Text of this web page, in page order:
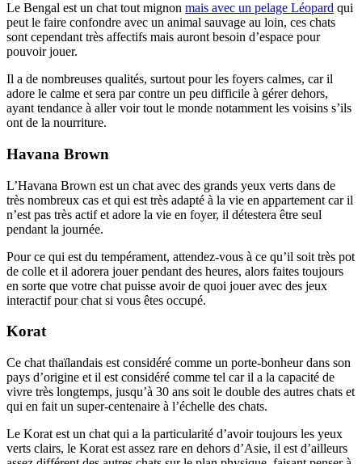
Le Bengal est un chat tout mignon mais avec un pelage Léopard qui
peut le faire confondre avec un animal sauvage au loin, ces chats
sont cependant très affectifs mais auront besoin d’espace pour
pouvoir jouer.
Il a de nombreuses qualités, surtout pour les foyers calmes, car il
adore le calme et sera par contre un peu difficile à gérer dehors,
ayant tendance à aller voir tout le monde notamment les voisins s’ils
ont de la nourriture.
Havana Brown
L’Havana Brown est un chat avec des grands yeux verts dans de
très nombreux cas et qui est très adapté à la vie en appartement car il
n’est pas très actif et adore la vie en foyer, il détestera être seul
pendant la journée.
Pour ce qui est du tempérament, attendez-vous à ce qu’il soit très pot
de colle et il adorera jouer pendant des heures, alors faites toujours
en sorte que votre chat puisse avoir de quoi jouer avec des jeux
interactif pour chat si vous êtes occupé.
Korat
Ce chat thaïlandais est considéré comme un porte-bonheur dans son
pays d’origine et il est considéré comme tel car il a la capacité de
vivre très longtemps, jusqu’à 30 ans soit le double des autres chats et
qui en fait un super-centenaire à l’échelle des chats.
Le Korat est un chat qui a la particularité d’avoir toujours les yeux
verts clairs, le Korat est assez rare en dehors d’Asie, il est d’ailleurs